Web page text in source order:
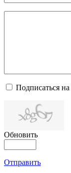
Подписаться
Обновить
Отправить